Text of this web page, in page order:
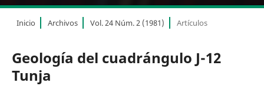
Inicio Archivos Vol. 24 Núm. 2 (1981) Artículos
Geología del cuadrángulo J-12
Tunja